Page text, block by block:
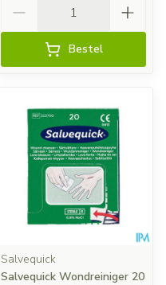
Bestel
Salvequick
Salvequick Wondreiniger 20